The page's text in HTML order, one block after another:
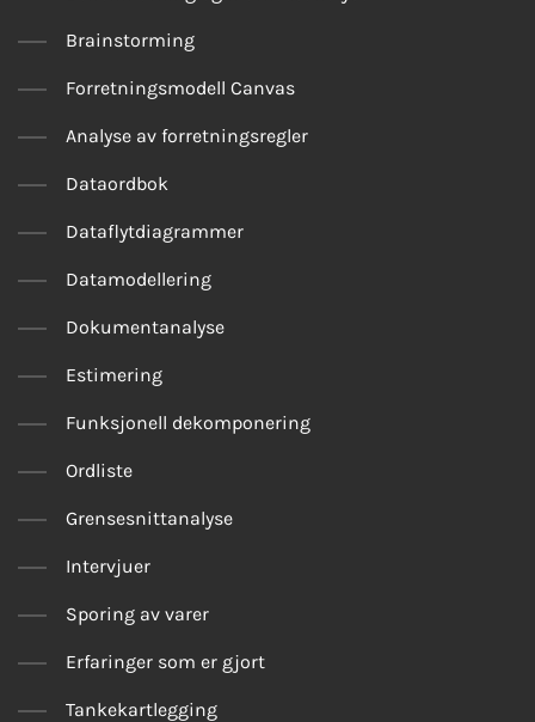
Brainstorming
Forretningsmodell Canvas
Analyse av forretningsregler
Dataordbok
Dataflytdiagrammer
Datamodellering
Dokumentanalyse
Estimering
Funksjonell dekomponering
Ordliste
Grensesnittanalyse
Intervjuer
Sporing av varer
Erfaringer som er gjort
Tankekartlegging